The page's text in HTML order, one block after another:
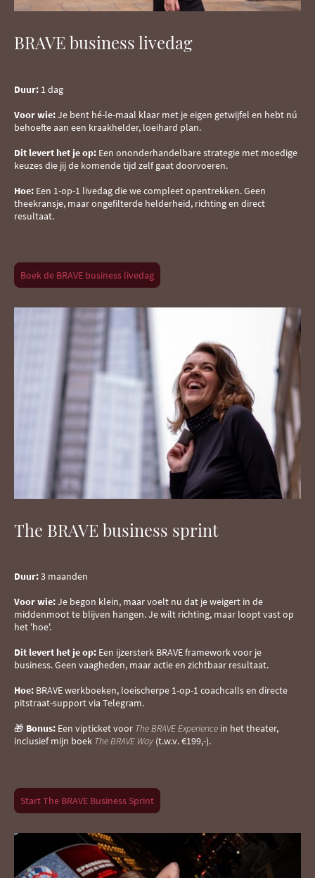
BRAVE business livedag
Duur: 1 dag
Voor wie:Je bent hé-le-maal klaar met je eigen getwijfel en hebt nú
behoefte aan een kraakhelder, loeihard plan.
Dit levert het je op: Een ononderhandelbare strategie met moedige
keuzes die jij de komende tijd zelf gaat doorvoeren.
Hoe: Een 1-op-1 livedag die we compleet opentrekken. Geen
theekransje, maar ongefilterde helderheid, richting en direct
resultaat.
Boek de BRAVE business livedag
The BRAVE business sprint
Duur:3 maanden
Voor wie:Je begon klein, maar voelt nu dat je weigert in de
middenmoot te blijven hangen. Je wilt richting, maar loopt vast op
het 'hoe'.
Dit levert het je op: Een ijzersterk BRAVE framework voor je
business. Geen vaagheden, maar actie en zichtbaar resultaat.
Hoe: BRAVE werkboeken, loeischerpe 1-op-1 coachcalls en directe
pitstraat-support via Telegram.
🎁 Bonus: Een vipticket voor The BRAVE Experience in het theater,
inclusief mijn boek The BRAVE Way (t.w.v. €199,-).
Start The BRAVE Business Sprint